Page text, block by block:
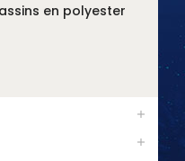
en polyester

